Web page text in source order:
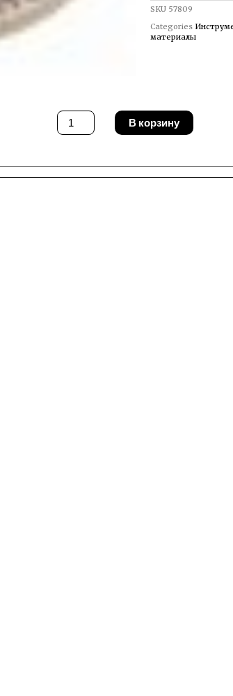
SKU 57809
Categories
материалы
Количество
товара
Щетка
TBS
В корзину